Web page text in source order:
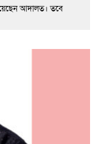
আদালত। তবে